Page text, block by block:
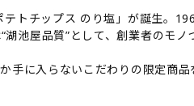
トチップス のり塩」が誕生。
池屋品質”として、創業者のモノ
手に入らないこだわりの限定商品